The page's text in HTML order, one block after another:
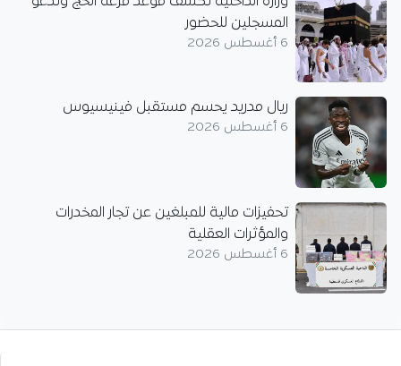
المسجلين للحضور
6 أغسطس 2026
ريال مدريد يحسم مستقبل فينيسيوس
6 أغسطس 2026
تحفيزات مالية للمبلغين عن تجار المخدرات
والمؤثرات العقلية
6 أغسطس 2026